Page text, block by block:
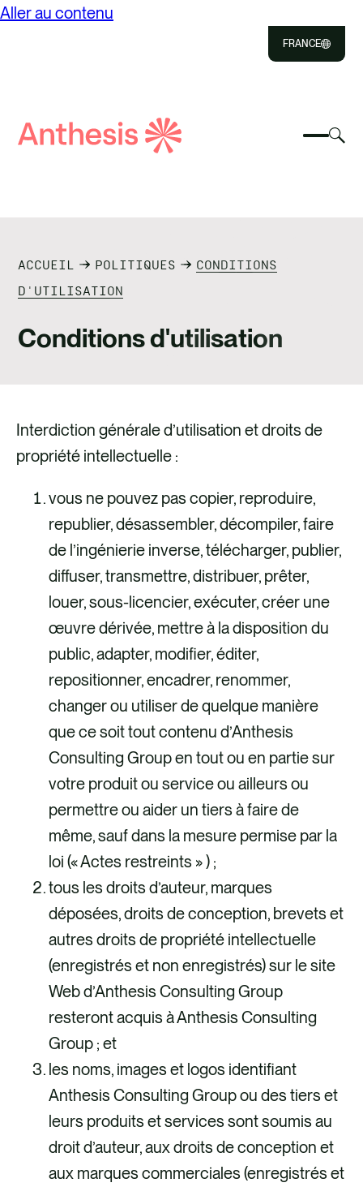
Aller au contenu
FRANCE
RESSOURCES
CONTACT
Rechercher
ACCUEIL POLITIQUES
CONDITIONS
D'UTILISATION
Conditions d'utilisation
Interdiction générale d’utilisation et droits de
propriété intellectuelle :
vous ne pouvez pas copier, reproduire,
republier, désassembler, décompiler, faire
de l’ingénierie inverse, télécharger, publier,
diffuser, transmettre, distribuer, prêter,
louer, sous-licencier, exécuter, créer une
œuvre dérivée, mettre à la disposition du
public, adapter, modifier, éditer,
repositionner, encadrer, renommer,
changer ou utiliser de quelque manière
que ce soit tout contenu d’Anthesis
Consulting Group en tout ou en partie sur
votre produit ou service ou ailleurs ou
permettre ou aider un tiers à faire de
même, sauf dans la mesure permise par la
loi (« Actes restreints » ) ;
tous les droits d’auteur, marques
déposées, droits de conception, brevets et
autres droits de propriété intellectuelle
(enregistrés et non enregistrés) sur le site
Web d’Anthesis Consulting Group
resteront acquis à Anthesis Consulting
Group ; et
les noms, images et logos identifiant
Anthesis Consulting Group ou des tiers et
leurs produits et services sont soumis au
droit d’auteur, aux droits de conception et
aux marques commerciales (enregistrés et